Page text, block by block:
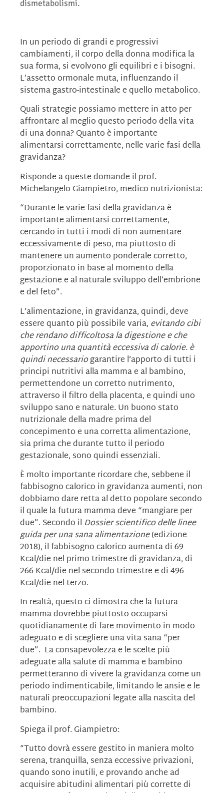
dismetabolismi.
In un periodo di grandi e progressivi
cambiamenti, il corpo della donna modifica la
sua forma, si evolvono gli equilibri e i bisogni.
L’assetto ormonale muta, influenzando il
sistema gastro-intestinale e quello metabolico.
Quali strategie possiamo mettere in atto per
affrontare al meglio questo periodo della vita
di una donna? Quanto è importante
alimentarsi correttamente, nelle varie fasi della
gravidanza?
Risponde a queste domande il prof.
Michelangelo Giampietro, medico nutrizionista:
“Durante le varie fasi della gravidanza è
importante alimentarsi correttamente,
cercando in tutti i modi di non aumentare
eccessivamente di peso, ma piuttosto di
mantenere un aumento ponderale corretto,
proporzionato in base al momento della
gestazione e al naturale sviluppo dell’embrione
e del feto”.
L’alimentazione, in gravidanza, quindi, deve
essere quanto più possibile varia, evitando cibi
che rendano difficoltosa la digestione e che
apportino una quantità eccessiva di calorie. è
quindi necessariogarantire l’apporto di tutti i
principi nutritivi alla mamma e al bambino,
permettendone un corretto nutrimento,
attraverso il filtro della placenta, e quindi uno
sviluppo sano e naturale. Un buono stato
nutrizionale della madre prima del
concepimento e una corretta alimentazione,
sia prima che durante tutto il periodo
gestazionale, sono quindi essenziali.
È molto importante ricordare che, sebbene il
fabbisogno calorico in gravidanza aumenti, non
dobbiamo dare retta al detto popolare secondo
il quale la futura mamma deve “mangiare per
due”. Secondo il Dossier scientifico delle linee
guida per una sana alimentazione(edizione
2018), il fabbisogno calorico aumenta di 69
Kcal/die nel primo trimestre di gravidanza, di
266 Kcal/die nel secondo trimestre e di 496
Kcal/die nel terzo.
In realtà, questo ci dimostra che la futura
mamma dovrebbe piuttosto occuparsi
quotidianamente di fare movimento in modo
adeguato e di scegliere una vita sana “per
due”. La consapevolezza e le scelte più
adeguate alla salute di mamma e bambino
permetteranno di vivere la gravidanza come un
periodo indimenticabile, limitando le ansie e le
naturali preoccupazioni legate alla nascita del
bambino.
Spiega il prof. Giampietro:
“Tutto dovrà essere gestito in maniera molto
serena, tranquilla, senza eccessive privazioni,
quando sono inutili, e provando anche ad
acquisire abitudini alimentari più corrette di